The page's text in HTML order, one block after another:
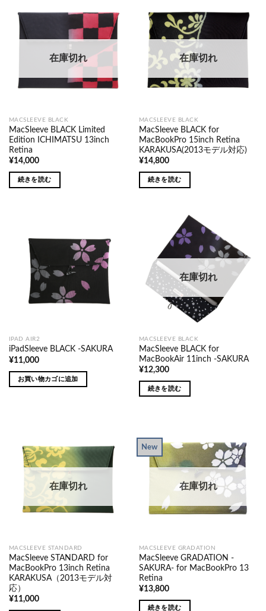
在庫切れ
MACSLEEVE BLACK
MacSleeve BLACK Limited
Edition ICHIMATSU 13inch
Retina
¥14,000
続きを読む
在庫切れ
MACSLEEVE BLACK
MacSleeve BLACK for
MacBookPro 15inch Retina
KARAKUSA(2013モデル対応)
¥14,800
続きを読む
IPAD AIR2
iPadSleeve BLACK -SAKURA
¥11,000
お買い物カゴに追加
在庫切れ
MACSLEEVE BLACK
MacSleeve BLACK for
MacBookAir 11inch -SAKURA
¥12,300
続きを読む
在庫切れ
MACSLEEVE STANDARD
MacSleeve STANDARD for
MacBookPro 13inch Retina
KARAKUSA（2013モデル対
応）
¥11,000
New
在庫切れ
MACSLEEVE GRADATION
MacSleeve GRADATION -
SAKURA- for MacBookPro 13
Retina
¥13,800
続きを読む